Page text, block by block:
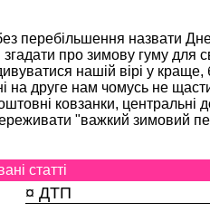
перебільшення назвати
про зимову гуму для
нашій вірі у краще,
на друге нам чомусь не
ковзанки, центральні
"важкий зимовий
статті
¤ ДТП